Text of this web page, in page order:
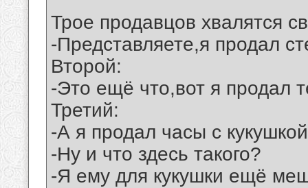
Трое продавцов хвалятся
-Представляете,я продал
Второй:
-Это ещё что,вот я продал
Третий:
-А я продал часы с
-Ну и что здесь такого?
-Я ему для кукушки ещё